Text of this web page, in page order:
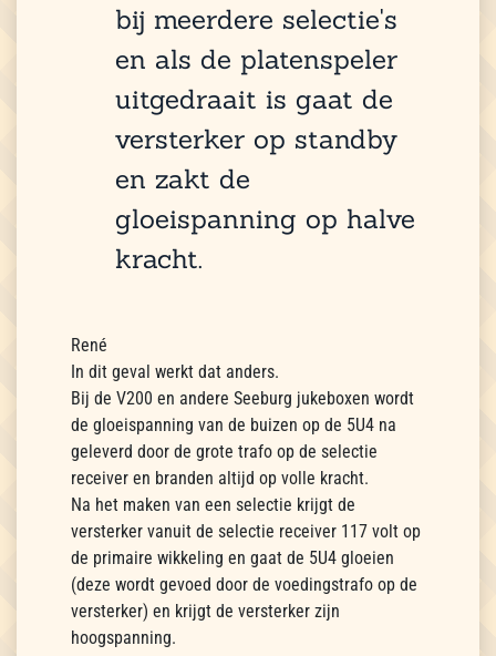
bij meerdere selectie's
en als de platenspeler
uitgedraait is gaat de
versterker op standby
en zakt de
gloeispanning op halve
kracht.
René
In dit geval werkt dat anders.
Bij de V200 en andere Seeburg jukeboxen wordt
de gloeispanning van de buizen op de 5U4 na
geleverd door de grote trafo op de selectie
receiver en branden altijd op volle kracht.
Na het maken van een selectie krijgt de
versterker vanuit de selectie receiver 117 volt op
de primaire wikkeling en gaat de 5U4 gloeien
(deze wordt gevoed door de voedingstrafo op de
versterker) en krijgt de versterker zijn
hoogspanning.